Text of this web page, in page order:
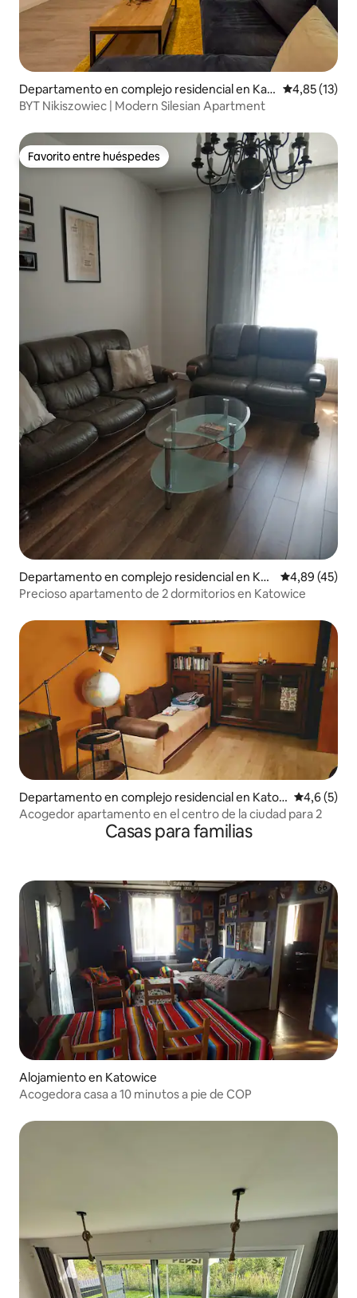
Departamento en complejo residencial en Kat
owice
Calificación
4,85 (13)
BYT Nikiszowiec | Modern Silesian Apartment
Favorito entre huéspedes
Favorito entre huéspedes
Departamento en complejo residencial en Kat
owice
Calificación
4,89 (45)
Precioso apartamento de 2 dormitorios en Katowice
Departamento en complejo residencial en Kato
wice
4,6 (5)
Acogedor apartamento en el centro de la ciudad para 2
Casas para familias
Alojamiento en Katowice
Acogedora casa a 10 minutos a pie de COP